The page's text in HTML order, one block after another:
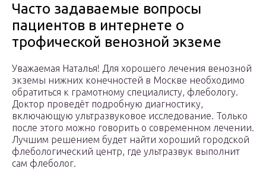
Часто задаваемые вопросы
пациентов в интернете о
трофической венозной экземе
Уважаемая Наталья! Для хорошего лечения венозной
экземы нижних конечностей в Москве необходимо
обратиться к грамотному специалисту, флебологу.
Доктор проведёт подробную диагностику,
включающую ультразвуковое исследование. Только
после этого можно говорить о современном лечении.
Лучшим решением будет найти хороший городской
флебологический центр, где ультразвук выполнит
сам флеболог.